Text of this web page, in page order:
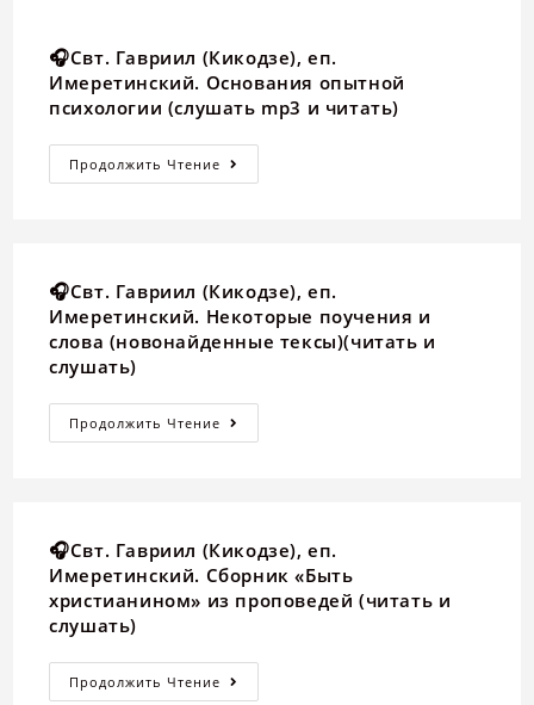
🎧Свт. Гавриил (Кикодзе), еп.
Имеретинский. Основания опытной
психологии (слушать mp3 и читать)
Продолжить Чтение
🎧Свт. Гавриил (Кикодзе), еп.
Имеретинский. Некоторые поучения и
слова (новонайденные тексы)(читать и
слушать)
Продолжить Чтение
🎧Свт. Гавриил (Кикодзе), еп.
Имеретинский. Сборник «Быть
христианином» из проповедей (читать и
слушать)
Продолжить Чтение